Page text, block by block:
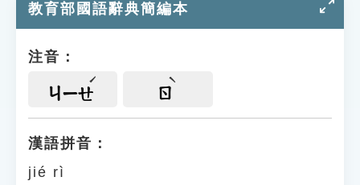
單字索引
遊戲專區
貓頭鷹博士
教育部國語辭典簡編本
注音：
ㄐㄧㄝ ㄖ
漢語拼音：
jié rì